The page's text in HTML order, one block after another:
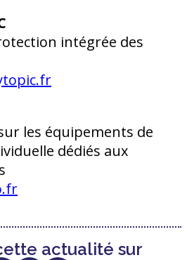
intégrée des
les équipements de
dédiés aux
actualité sur